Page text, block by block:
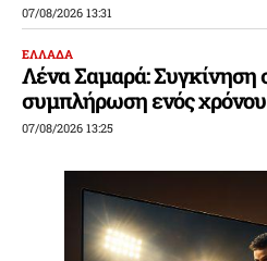
07/08/2026 13:31
ΕΛΛΑΔΑ
Λένα Σαμαρά: Συγκίνηση
συμπλήρωση ενός
07/08/2026 13:25